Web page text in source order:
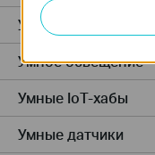
Умные розетки
Умное освещение
Умные IoT-хабы
Умные датчики